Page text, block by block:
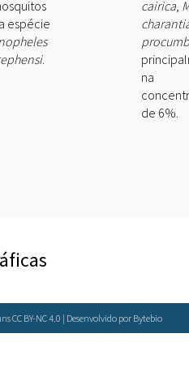
espécie
.
cairica,
na
de 6%.
CC BY-NC 4.0 | Desenvolvido por Bytebio